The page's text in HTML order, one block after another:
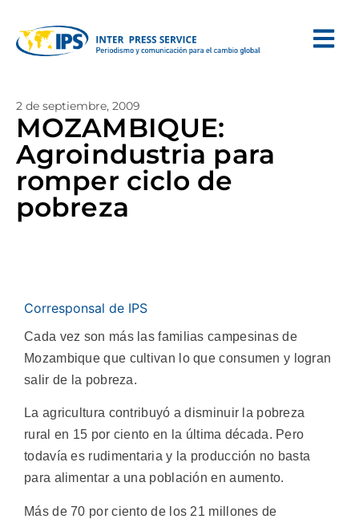
2 de septiembre, 2009
MOZAMBIQUE:
Agroindustria para
romper ciclo de
pobreza
Corresponsal de IPS
Cada vez son más las familias campesinas de
Mozambique que cultivan lo que consumen y logran
salir de la pobreza.
La agricultura contribuyó a disminuir la pobreza
rural en 15 por ciento en la última década. Pero
todavía es rudimentaria y la producción no basta
para alimentar a una población en aumento.
Más de 70 por ciento de los 21 millones de